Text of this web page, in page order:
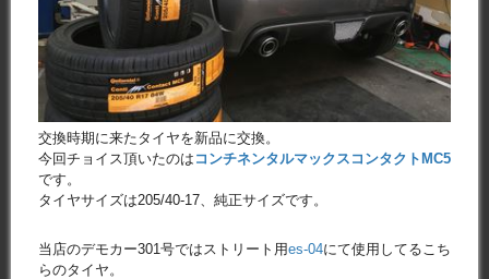
交換時期に来たタイヤを新品に交換。
今回チョイス頂いたのは コンチネンタルマックスコンタクトMC5
です。
タイヤサイズは205/40-17、純正サイズです。
当店のデモカー301号ではストリート用es-04にて使用してるこち
らのタイヤ。